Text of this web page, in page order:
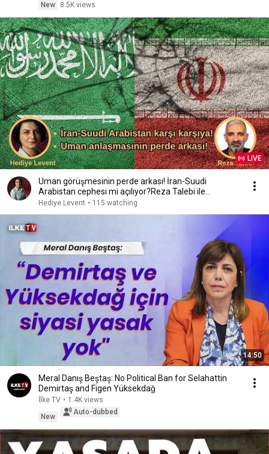
New
8.5K views
LIVE
Uman görüşmesinin perde arkası! İran-Suudi
Arabistan cephesi mi açılıyor?Reza Talebi ile
konuşuyoruz
Hediye Levent • 115 watching
14:50
Meral Danış Beştaş: No Political Ban for Selahattin
Demirtaş and Figen Yüksekdağ
İlke TV • 1.4K views
New
Auto-dubbed